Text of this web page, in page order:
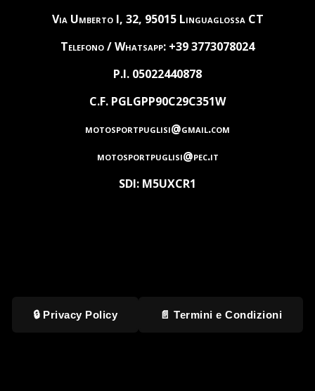
Via Umberto I, 32, 95015 Linguaglossa CT
Telefono / Whatsapp: +39 3773078024
P.I. 05022440878
C.F. PGLGPP90C29C351W
motosportpuglisi@gmail.com
motosportpuglisi@pec.it
SDI: M5UXCR1
🔒 Privacy Policy 📄 Termini e Condizioni